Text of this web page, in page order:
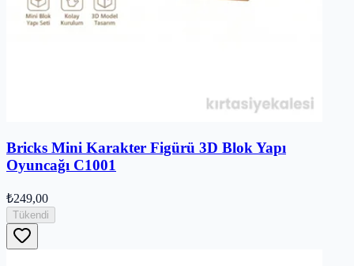
Bricks Mini Karakter Figürü 3D Blok Yapı
Oyuncağı C1001
₺249,00
Tükendi